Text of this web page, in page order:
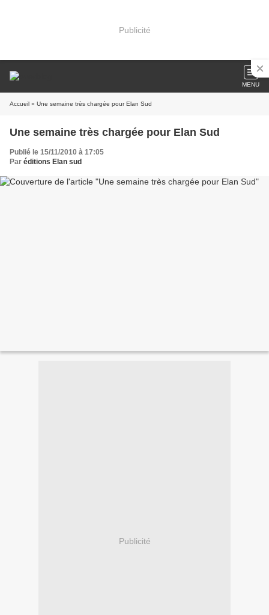
Publicité
MENU
Accueil » Une semaine très chargée pour Elan Sud
Une semaine très chargée pour Elan Sud
Publié le 15/11/2010 à 17:05
Par éditions Elan sud
Publicité